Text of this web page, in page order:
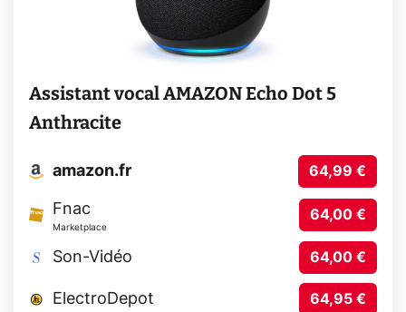
Assistant vocal AMAZON Echo Dot 5
Anthracite
amazon.fr 64,99 €
Fnac
Marketplace
64,00 €
Son-Vidéo 64,00 €
ElectroDepot 64,95 €